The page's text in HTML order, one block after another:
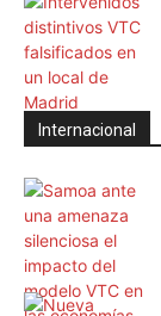
Internacional